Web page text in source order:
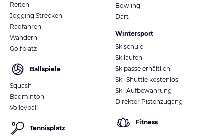
Reiten
Jogging Strecken
Radfahren
Wandern
Golfplatz
Ballspiele
Squash
Badminton
Volleyball
Tennisplatz
Bowling
Dart
Wintersport
Skischule
Skilaufen
Skipässe erhältlich
Ski-Shuttle kostenlos
Ski-Aufbewahrung
Direkter Pistenzugang
Fitness